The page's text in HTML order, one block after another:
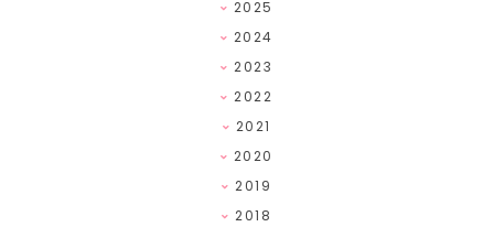
2025
2024
2023
2022
2021
2020
2019
2018